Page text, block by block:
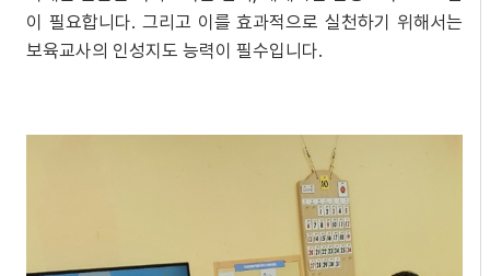
이 필요합니다. 그리고 이를 효과적으로 실천하기 위해서는
보육교사의 인성지도 능력이 필수입니다.